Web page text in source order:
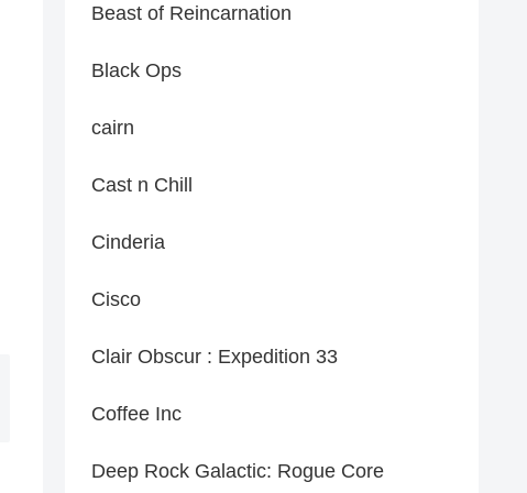
Beast of Reincarnation
Black Ops
cairn
Cast n Chill
Cinderia
Cisco
Clair Obscur : Expedition 33
Coffee Inc
Deep Rock Galactic: Rogue Core